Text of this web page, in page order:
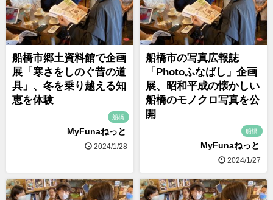
船橋市郷土資料館で企画
展「寒さをしのぐ昔の道
具」、冬を乗り越える知
恵を体験
船橋
MyFunaねっと
2024/1/28
船橋市の写真広報誌
「Photoふなばし」企画
展、昭和平成の懐かしい
船橋のモノクロ写真を公
開
船橋
MyFunaねっと
2024/1/27